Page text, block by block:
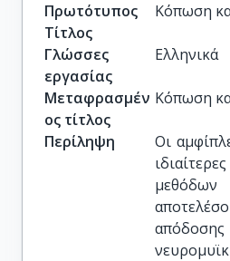
Πρωτότυπος
Τίτλος
Kόπωση
Γλώσσες
εργασίας
Ελληνικά
Μεταφρασμέν
ος τίτλος
Kόπωση
Περίληψη
Οι
μεθόδων
απόδοσης